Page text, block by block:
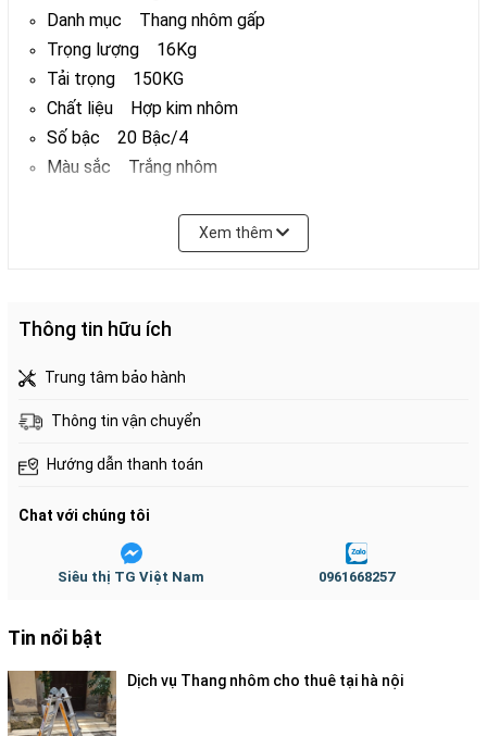
Danh mục Thang nhôm gấp
Trọng lượng 16Kg
Tải trọng 150KG
Chất liệu Hợp kim nhôm
Số bậc 20 Bậc/4
Màu sắc Trắng nhôm
Xem thêm
Thông tin hữu ích
Trung tâm bảo hành
Thông tin vận chuyển
Hướng dẫn thanh toán
Chat với chúng tôi
Siêu thị TG Việt Nam 0961668257
Tin nổi bật
Dịch vụ Thang nhôm cho thuê tại hà nội